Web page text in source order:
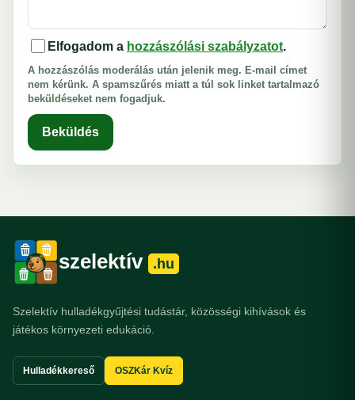
Elfogadom a hozzászólási szabályzatot.
A hozzászólás moderálás után jelenik meg. E-mail címet
nem kérünk. A spamszűrés miatt a túl sok linket tartalmazó
beküldéseket nem fogadjuk.
Beküldés
szelektív .hu
Szelektív hulladékgyűjtési tudástár, közösségi kihívások és
játékos környezeti edukáció.
Hulladékkereső OSZKár Kvíz